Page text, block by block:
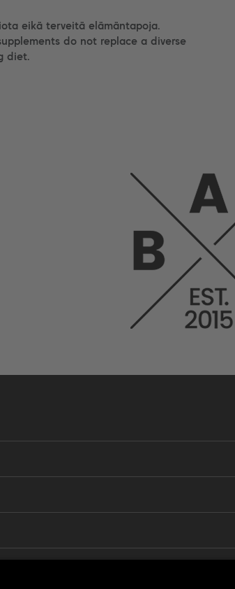
eikä terveitä elämäntapoja.
do not replace a diverse
diet.